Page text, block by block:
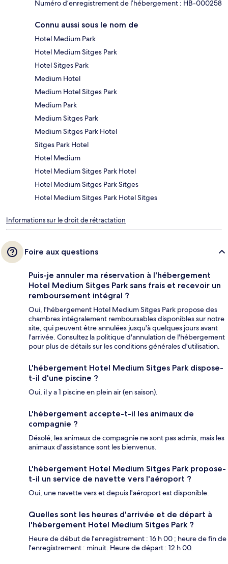
Numéro d’enregistrement de l’hébergement : HB-000258
Connu aussi sous le nom de
Hotel Medium Park
Hotel Medium Sitges Park
Hotel Sitges Park
Medium Hotel
Medium Hotel Sitges Park
Medium Park
Medium Sitges Park
Medium Sitges Park Hotel
Sitges Park Hotel
Hotel Medium
Hotel Medium Sitges Park Hotel
Hotel Medium Sitges Park Sitges
Hotel Medium Sitges Park Hotel Sitges
Informations sur le droit de rétractation
Foire aux questions
Puis-je annuler ma réservation à l'hébergement
Hotel Medium Sitges Park sans frais et recevoir un
remboursement intégral ?
Oui, l'hébergement Hotel Medium Sitges Park propose des
chambres intégralement remboursables disponibles sur notre
site, qui peuvent être annulées jusqu'à quelques jours avant
l'arrivée. Consultez la politique d'annulation de l'hébergement
pour plus de détails sur les conditions générales d'utilisation.
L'hébergement Hotel Medium Sitges Park dispose-
t-il d'une piscine ?
Oui, il y a 1 piscine en plein air (en saison).
L'hébergement accepte-t-il les animaux de
compagnie ?
Désolé, les animaux de compagnie ne sont pas admis, mais les
animaux d'assistance sont les bienvenus.
L'hébergement Hotel Medium Sitges Park propose-
t-il un service de navette vers l'aéroport ?
Oui, une navette vers et depuis l'aéroport est disponible.
Quelles sont les heures d'arrivée et de départ à
l'hébergement Hotel Medium Sitges Park ?
Heure de début de l'enregistrement : 16 h 00 ; heure de fin de
l'enregistrement : minuit. Heure de départ : 12 h 00.